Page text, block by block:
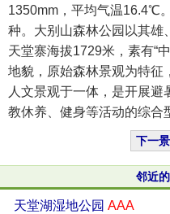
1350mm，平均气温16.4℃
种。大别山森林公园以其雄
天堂寨海拔1729米，素有“
地貌，原始森林景观为特征
人文景观于一体，是开展
教休养、健身等活动的综合
下一
邻近
天堂湖湿地公园 AAA